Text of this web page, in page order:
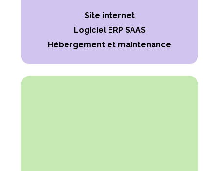
Site internet
Logiciel ERP SAAS
Hébergement et maintenance